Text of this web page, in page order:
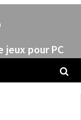
pour PC